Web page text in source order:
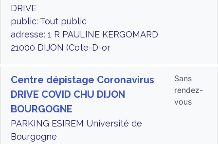
DRIVE
public: Tout public
adresse: 1 R PAULINE KERGOMARD
21000 DIJON (Cote-D-or
Centre dépistage Coronavirus
DRIVE COVID CHU DIJON
BOURGOGNE
PARKING ESIREM Université de
Bourgogne
Sans
rendez-
vous